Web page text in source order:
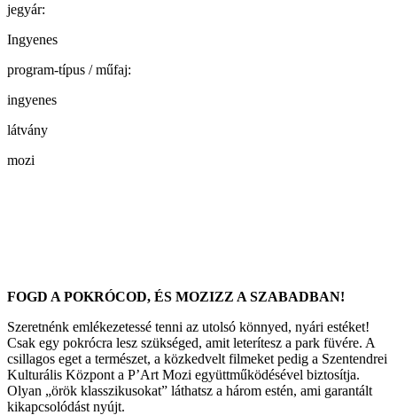
jegyár:
Ingyenes
program-típus / műfaj:
ingyenes
látvány
mozi
FOGD A POKRÓCOD, ÉS MOZIZZ A SZABADBAN!
Szeretnénk emlékezetessé tenni az utolsó könnyed, nyári estéket!
Csak egy pokrócra lesz szükséged, amit leterítesz a park füvére. A
csillagos eget a természet, a közkedvelt filmeket pedig a Szentendrei
Kulturális Központ a P’Art Mozi együttműködésével biztosítja.
Olyan „örök klasszikusokat” láthatsz a három estén, ami garantált
kikapcsolódást nyújt.